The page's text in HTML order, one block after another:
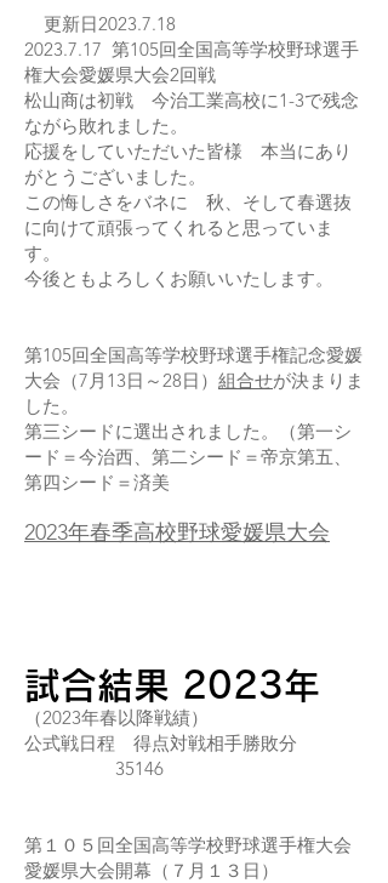
更新日2023.7.18
2023.7.17 第105回全国高等学校野球選手
権大会愛媛県大会2回戦
松山商は初戦 今治工業高校に1-3で残念
ながら敗れました。
応援をしていただいた皆様 本当にあり
がとうございました。
この悔しさをバネに 秋、そして春選抜
に向けて頑張ってくれると思っていま
す。
​今後ともよろしくお願いいたします。
第105回全国高等学校野球選手権記念愛媛
大会（7月13日～28日） 組合せが決まりま
した。
第三シードに選出されました。（第一シ
ード＝今治西、第二シード＝帝京第五、
第四シード＝済美
2023年春季高校野球愛媛県大会
試合結果 2023年
（2023年春以降戦績）
公式戦日程 得点対戦相手勝敗分
35146
第１０５回全国高等学校野球選手権大会
愛媛県大会開幕（７月１３日）